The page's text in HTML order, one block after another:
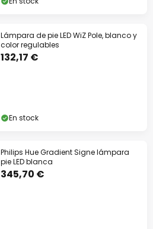
Lámpara de pie LED WiZ Pole, blanco y
color regulables
132,17 €
En stock
Philips Hue Gradient Signe lámpara
pie LED blanca
345,70 €